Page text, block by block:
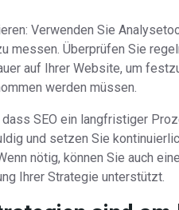
Verwenden Sie
messen. Überprüfen Sie
auf Ihrer Website, um
werden müssen.
SEO ein langfristiger
und setzen Sie
nötig, können Sie auch
Ihrer Strategie unterstützt.